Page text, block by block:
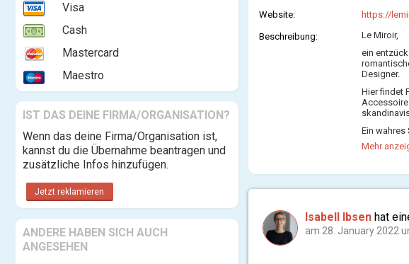
Visa
Cash
Mastercard
Maestro
IST DAS DEINE FIRMA/ORGANISATION?
Wenn das deine Firma/Organisation ist,
kannst du die Übernahme beantragen und
zusätzliche Infos hinzufügen.
Jetzt reklamieren
ANDERE HABEN SICH AUCH
ANGESEHEN
Website: https://
Beschreibung:
Le Miroir,
ein
Designer.
Hier findet
Ein
Mehr
Isabell Ibsenhat
am 28. January 2022